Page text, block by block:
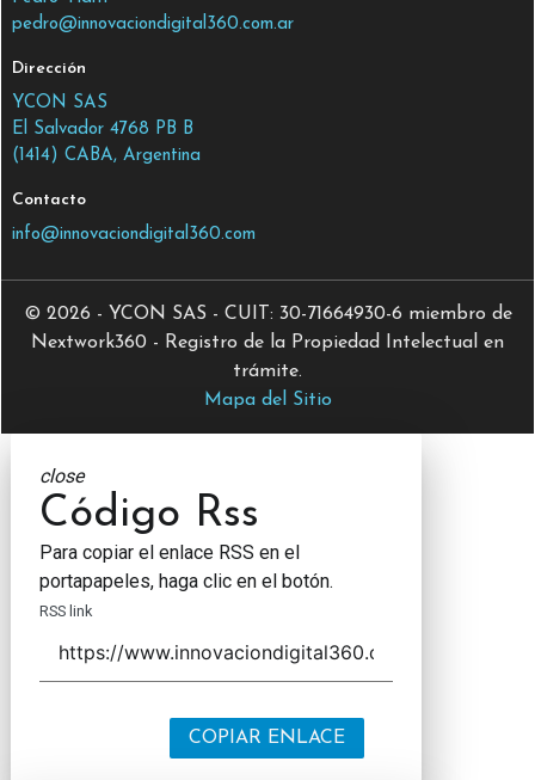
pedro@innovaciondigital360.com.ar
Dirección
YCON SAS
El Salvador 4768 PB B
(1414) CABA, Argentina
Contacto
info@innovaciondigital360.com
© 2026 - YCON SAS - CUIT: 30-71664930-6 miembro de
Nextwork360 - Registro de la Propiedad Intelectual en
trámite.
Mapa del Sitio
close
Código Rss
Para copiar el enlace RSS en el
portapapeles, haga clic en el botón.
RSS link
COPIAR ENLACE